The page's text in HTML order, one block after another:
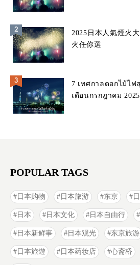
2025日本人氣煙火大會14選 從
火任你選
7 เทศกาลดอกไม้ไ
เดือนกรกฎาคม
POPULAR TAGS
日本购物 日本旅游 东京
日本 日本文化 日本自由行
日本新鲜事 日本观光 东京旅游
日本旅遊 日本药妆店 心斋桥